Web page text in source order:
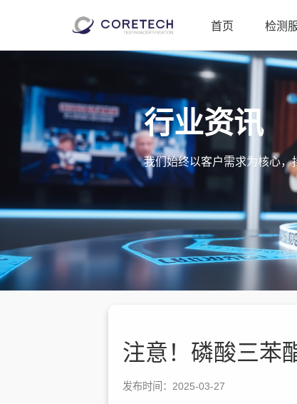
首页 检测
行业资讯
我们始终以客户需求为核心，
注意！磷酸三苯
发布时间：2025-03-27